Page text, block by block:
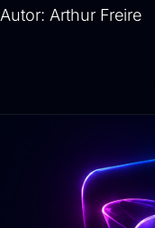
Autor: Arthur Freire